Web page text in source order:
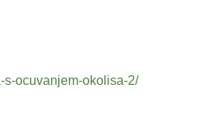
s-ocuvanjem-okolisa-2/